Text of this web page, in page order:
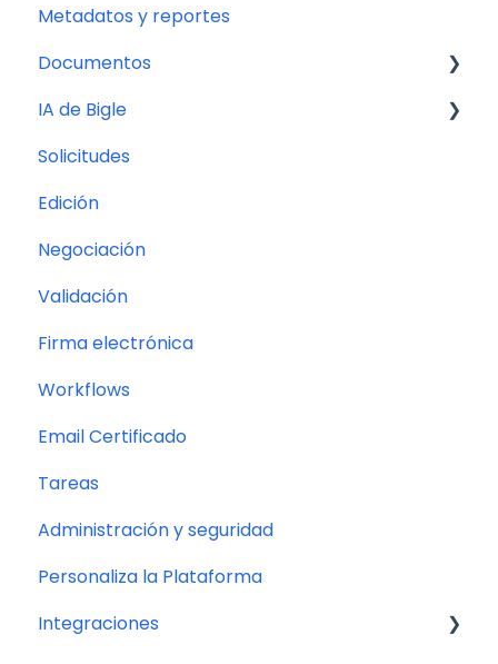
Metadatos y reportes
Documentos
Gestión y organización de documentos
Acciones en masa
Opciones del documento
Procesos
IA de Bigle
Asistente de documentos
IA discriminativa
LIBRA: Chat General de IA en la plataforma
Solicitudes
Edición
Negociación
Validación
Firma electrónica
Workflows
Email Certificado
Tareas
Administración y seguridad
Personaliza la Plataforma
Integraciones